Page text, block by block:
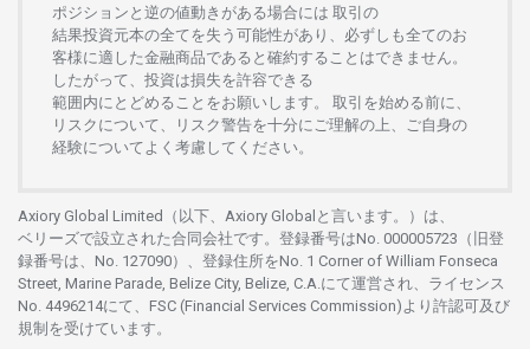
ポジションと 逆の値動きがある場合には 取引の
結果投資元本の全てを失う 可能性があり、 必ずしも全てのお
客様に適した金融商品であると 確約することはできません。
したがって、 投資は損失を許容できる
範囲内にとどめることをお願いします 。 取引を始める前に、
リスクについて、
リスク警告を十分に ご理解の 上、 ご自身の
経験について よく 考慮してください。
Axiory Global Limited（以下、Axiory Globalと言います。）は、
ベリーズで設立さ れた合同会社です。 登録番号はNo. 000005723（旧登
録番号は、No. 127090）、 登録住所をNo. 1 Corner of William Fonseca
Street, Marine Parade, Belize City, Belize, C.A.にて運営さ れ、 ライセンス
No. 4496214にて、FSC (Financial Services Commission)より 許認可及び
規制を受けています。